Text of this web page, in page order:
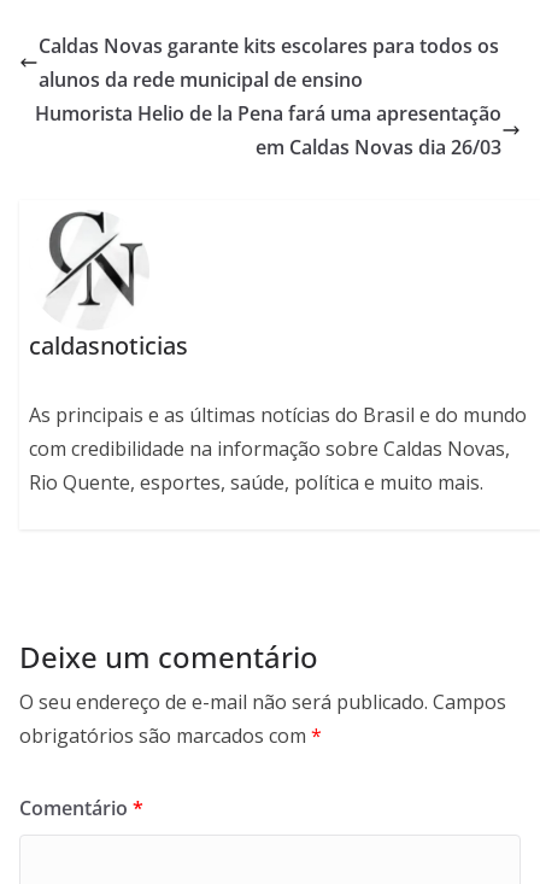
Caldas Novas garante kits escolares para todos os
alunos da rede municipal de ensino
Humorista Helio de la Pena fará uma apresentação
em Caldas Novas dia 26/03
caldasnoticias
As principais e as últimas notícias do Brasil e do mundo
com credibilidade na informação sobre Caldas Novas,
Rio Quente, esportes, saúde, política e muito mais.
Deixe um comentário
O seu endereço de e-mail não será publicado. Campos
obrigatórios são marcados com *
Comentário *